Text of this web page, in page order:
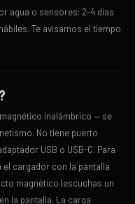
agua o sensores: 2-4 días
Te avisamos el tiempo
inalámbrico — se
No tiene puerto
USB o USB-C. Para
cargador con la pantalla
magnético (escuchas un
la pantalla. La carga